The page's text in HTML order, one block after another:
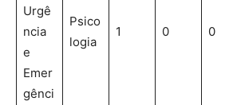
Urgê
ncia
e
Emer
gênci
Psico
logia
1 0 0